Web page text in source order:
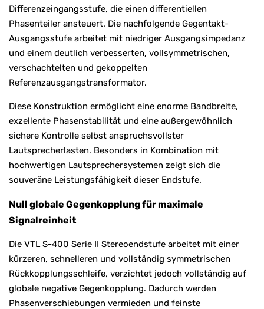
Differenzeingangsstufe, die einen differentiellen
Phasenteiler ansteuert. Die nachfolgende Gegentakt-
Ausgangsstufe arbeitet mit niedriger Ausgangsimpedanz
und einem deutlich verbesserten, vollsymmetrischen,
verschachtelten und gekoppelten
Referenzausgangstransformator.
Diese Konstruktion ermöglicht eine enorme Bandbreite,
exzellente Phasenstabilität und eine außergewöhnlich
sichere Kontrolle selbst anspruchsvollster
Lautsprecherlasten. Besonders in Kombination mit
hochwertigen Lautsprechersystemen zeigt sich die
souveräne Leistungsfähigkeit dieser Endstufe.
Null globale Gegenkopplung für maximale
Signalreinheit
Die VTL S-400 Serie II Stereoendstufe arbeitet mit einer
kürzeren, schnelleren und vollständig symmetrischen
Rückkopplungsschleife, verzichtet jedoch vollständig auf
globale negative Gegenkopplung. Dadurch werden
Phasenverschiebungen vermieden und feinste